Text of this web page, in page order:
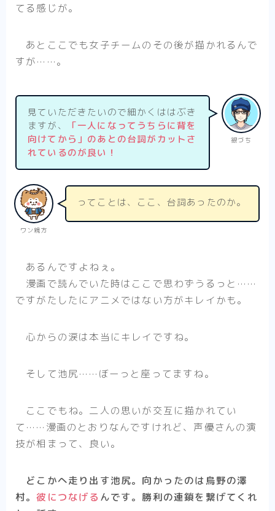
てる感じが。
あとここでも女子チームのその後が描かれるんで
すが……。
銀づち
見ていただきたいので細かくははぶき
ますが、
「一人になってうちらに背を
向けてから」のあとの台詞がカットさ
れているのが良い！
ワン親方
ってことは、ここ、台詞あったのか。
あるんですよねぇ。
漫画で読んでいた時はここで思わずうるっと……
ですがたしたにアニメではない方がキレイかも。
心からの涙は本当にキレイですね。
そして池尻……ぼーっと座ってますね。
ここでもね。二人の思いが交互に描かれてい
て……漫画のとおりなんですけれど、声優さんの演
技が相まって、良い。
どこかへ走り出す池尻。向かったのは烏野の澤
村。彼につなげる んです。勝利の連鎖を繋げてくれ